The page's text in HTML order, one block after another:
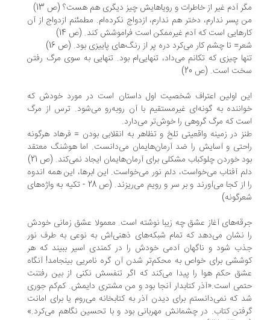
آدم غیر از خاطرات و رویاهایش چیز دیگری هم هست؟ (ص 13)
پسر ندارم، دختر هم ندارم، ازدواج نکرده‌ام. مطمئنم ازدواج از آن
است که آدم غیرممکن است فراموشش کند. (ص 14)
تا چشم کار می‌کرد دره پر از رنگ‌های پاییزی بود. (ص 16)
چیزی که تکانم می‌داد، تنهایی‌ام بود. تنهایی به سوی مرگ رفتن
است. (ص 20)
اولین اعتراف شخصیت اول داستان است در مورد خودش که
به گونه‌ای غیرمستقیم با آن روبه‌رو می‌شود. ترس از مرگ
که مرگ گروهی را خوش‌تر می‌دارد.
در زمینه واقعیتی تلخ و تظاهر به انقلابی بودن = فرهاد هرگونه
و آسایش را ضد آرمان‌هایمان می‌دانست. اما هوشنگ معتقد
خوردن چلوکباب مشکلی برای آرمان‌هایمان ایجاد نمی‌کند. (ص 21)
آفتاب می‌خواست، دلم نور می‌خواست. این ابرها، این همه اندوه
را از کجا می‌آورند و بر سر و رویم می‌ریزند. (ص 28 - تکیه به واژه‌های
آغاز عشق چه زیبا نوشته است. معمولا عشق زمانی خودش
نشان می‌دهد که تمام شبکه‌های ذهنی‌اش به نوعی به طرف نور
شود و ناگهان آدمی خودش را در کمندی اسیر ببیند که هر
برای خواص به محکم‌تر شدن آن گره نامریی بینجامد! آنگاه
حکم هوا را پیدا می‌کند که اگر تنفسش نکنی از بین رفتنت
است.«آذر کتابدار آنجا بود و من مشتری دایمش. کم‌کم جوری
که نمی‌دانستم برای دیدن آذر به کتابخانه می‌روم یا برای امانت
کتاب. در چشمانش مهربانی بود و با تحسین نگاهم می‌کرد.»